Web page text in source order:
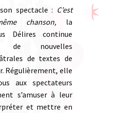
spectacle : C’est
chanson, la
Délires continue
de nouvelles
de textes de
Régulièrement, elle
aux spectateurs
s’amuser à leur
et mettre en